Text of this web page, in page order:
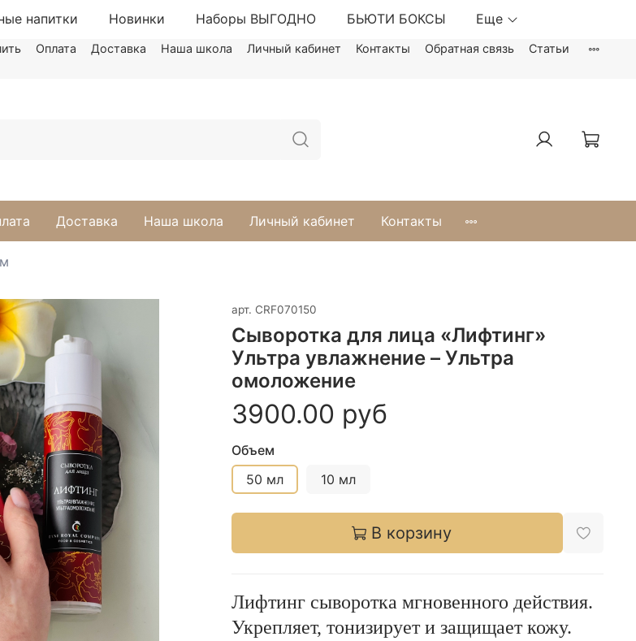
Чайные напитки Новинки Наборы ВЫГОДНО БЬЮТИ БОКСЫ Еще
Оплата Доставка Наша школа Личный кабинет Контакты Обратная связь Статьи
Доставка Наша школа Личный кабинет Контакты
арт. CRF070150
Сыворотка для лица «Лифтинг»
Ультра увлажнение – Ультра
омоложение
3900.00 руб
Объем
50 мл
10 мл
В корзину
Лифтинг сыворотка мгновенного действия.
Укрепляет, тонизирует и защищает кожу.